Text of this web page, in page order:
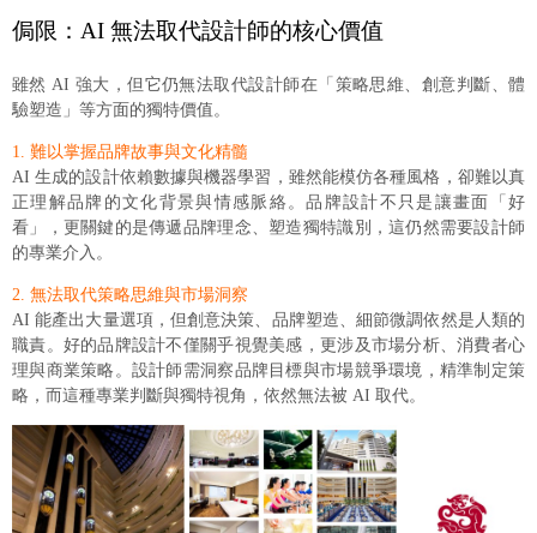
侷限：AI 無法取代設計師的核心價值
雖然 AI 強大，但它仍無法取代設計師在「策略思維、創意判斷、體
驗塑造」等方面的獨特價值。
1. 難以掌握品牌故事與文化精髓
AI 生成的設計依賴數據與機器學習，雖然能模仿各種風格，卻難以真
正理解品牌的文化背景與情感脈絡。品牌設計不只是讓畫面「好
看」，更關鍵的是傳遞品牌理念、塑造獨特識別，這仍然需要設計師
的專業介入。
2. 無法取代策略思維與市場洞察
AI 能產出大量選項，但創意決策、品牌塑造、細節微調依然是人類的
職責。好的品牌設計不僅關乎視覺美感，更涉及市場分析、消費者心
理與商業策略。設計師需洞察品牌目標與市場競爭環境，精準制定策
略，而這種專業判斷與獨特視角，依然無法被 AI 取代。